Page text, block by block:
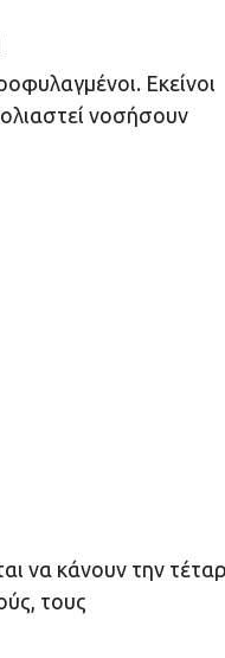
Εκείνοι
νοσήσουν
να κάνουν την
τους